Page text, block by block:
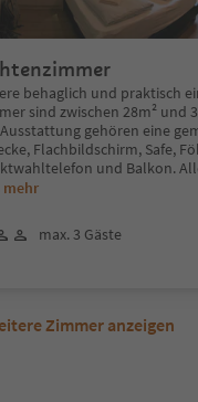
behaglich und praktisch
sind zwischen 28m² und
gehören eine
Flachbildschirm, Safe,
und Balkon.
mehr
max. 3 Gäste
Zimmer anzeigen